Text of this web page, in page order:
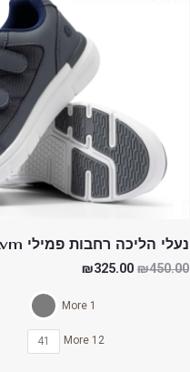
נעלי הליכה רחבות פמילי Avm
₪450.00
₪325.00
1 More
41 12 More